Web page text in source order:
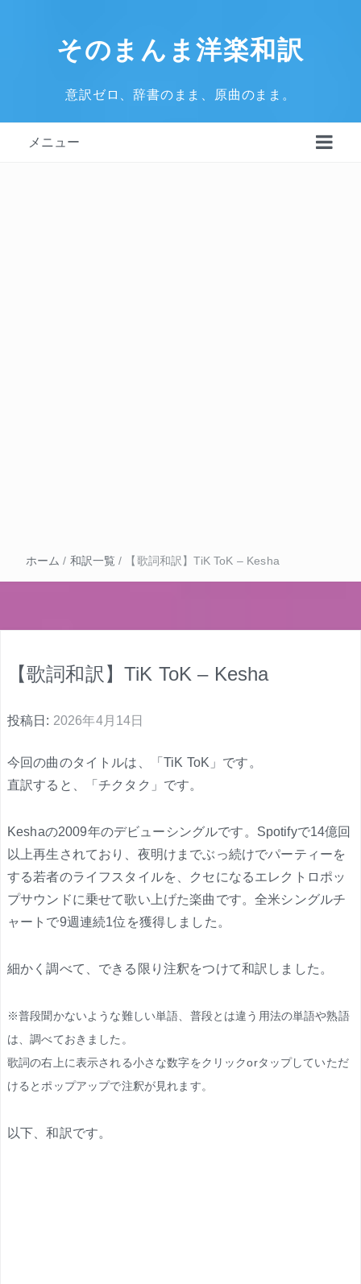
そのまんま洋楽和訳
意訳ゼロ、辞書のまま、原曲のまま。
メニュー
ホーム / 和訳一覧 / 【歌詞和訳】TiK ToK – Kesha
【歌詞和訳】TiK ToK – Kesha
投稿日: 2026年4月14日
今回の曲のタイトルは、「TiK ToK」です。
直訳すると、「チクタク」です。
Keshaの2009年のデビューシングルです。Spotifyで14億回
以上再生されており、夜明けまでぶっ続けでパーティーを
する若者のライフスタイルを、クセになるエレクトロポッ
プサウンドに乗せて歌い上げた楽曲です。全米シングルチ
ャートで9週連続1位を獲得しました。
細かく調べて、できる限り注釈をつけて和訳しました。
※普段聞かないような難しい単語、普段とは違う用法の単語や熟語
は、調べておきました。
歌詞の右上に表示される小さな数字をクリックorタップしていただ
けるとポップアップで注釈が見れます。
以下、和訳です。